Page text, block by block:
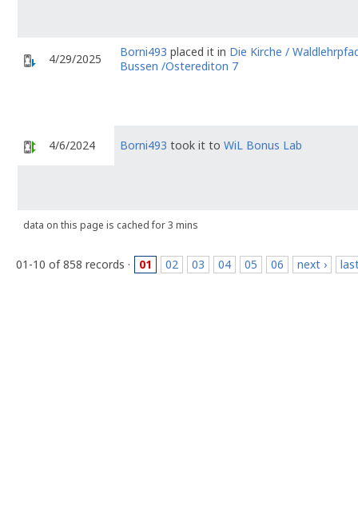
4/29/2025 Borni493 placed it in Die Kirche /
Bussen /Osterediton 7
4/6/2024 Borni493 took it to WiL Bonus Lab
data on this page is cached for 3 mins
01-10 of 858 records · 01 02 03 04 05 06 next ›